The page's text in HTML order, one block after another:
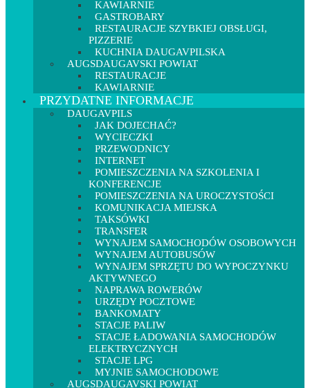
KAWIARNIE
GASTROBARY
RESTAURACJE SZYBKIEJ OBSŁUGI,
PIZZERIE
KUCHNIA DAUGAVPILSKA
AUGSDAUGAVSKI POWIAT
RESTAURACJE
KAWIARNIE
PRZYDATNE INFORMACJE
DAUGAVPILS
JAK DOJECHAĆ?
WYCIECZKI
PRZEWODNICY
INTERNET
POMIESZCZENIA NA SZKOLENIA I
KONFERENCJE
POMIESZCZENIA NA UROCZYSTOŚCI
KOMUNIKACJA MIEJSKA
TAKSÓWKI
TRANSFER
WYNAJEM SAMOCHODÓW OSOBOWYCH
WYNAJEM AUTOBUSÓW
WYNAJEM SPRZĘTU DO WYPOCZYNKU
AKTYWNEGO
NAPRAWA ROWERÓW
URZĘDY POCZTOWE
BANKOMATY
STACJE PALIW
STACJE ŁADOWANIA SAMOCHODÓW
ELEKTRYCZNYCH
STACJE LPG
MYJNIE SAMOCHODOWE
AUGSDAUGAVSKI POWIAT